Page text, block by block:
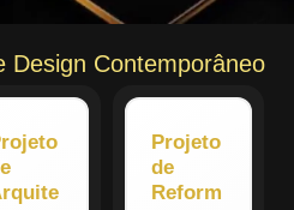
Design Contemporâneo
Projeto
de
Reform